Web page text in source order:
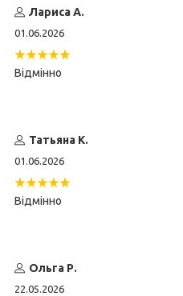
Лариса А.
01.06.2026
Відмінно
Татьяна К.
01.06.2026
Відмінно
Ольга Р.
22.05.2026